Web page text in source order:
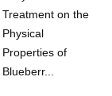
Treatment on the
Physical
Properties of
Blueberr...